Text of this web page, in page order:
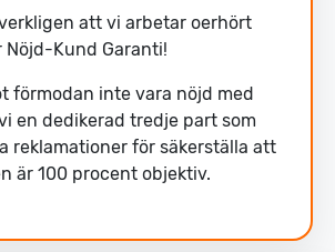
att vi arbetar oerhört
Nöjd-Kund Garanti!
förmodan inte vara nöjd med
en dedikerad tredje part som
reklamationer för säkerställa att
är 100 procent objektiv.